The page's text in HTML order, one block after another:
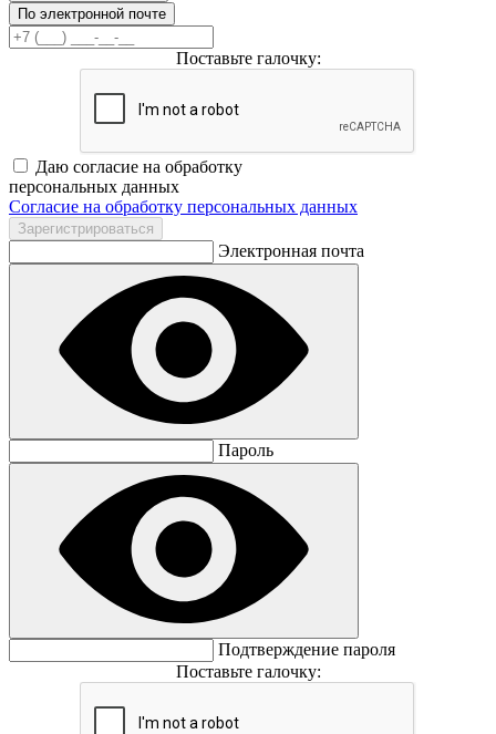
По электронной почте
Поставьте галочку:
Даю согласие на обработку
персональных данных
Согласие на обработку персональных данных
Электронная почта
Пароль
Подтверждение пароля
Поставьте галочку: